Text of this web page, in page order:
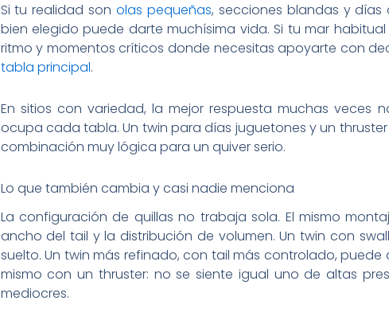
Si tu realidad sonolas pequeñas, secciones blandas y
bien elegido puede darte muchísima vida. Si tu mar
ritmo y momentos críticos donde necesitas apoyarte con
tabla principal.
En sitios con variedad, la mejor respuesta muchas veces
ocupa cada tabla. Un twin para días juguetones y un
combinación muy lógica para un quiver serio.
Lo que también cambia y casi nadie menciona
La configuración de quillas no trabaja sola. El mismo
ancho del tail y la distribución de volumen. Un twin con
suelto. Un twin más refinado, con tail más controlado,
mismo con un thruster: no se siente igual uno de altas
mediocres.